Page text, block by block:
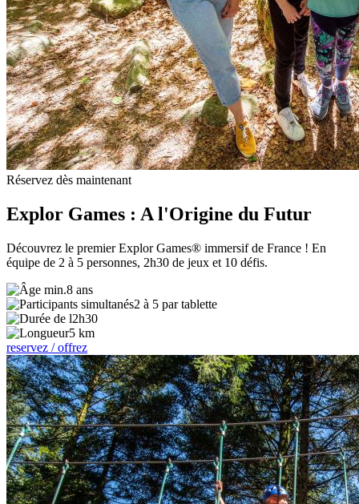
Réservez dès maintenant
Explor Games : A l'Origine du Futur
Découvrez le premier Explor Games® immersif de France ! En
équipe de 2 à 5 personnes, 2h30 de jeux et 10 défis.
8 ans
2 à 5 par tablette
2h30
5 km
reservez / offrez